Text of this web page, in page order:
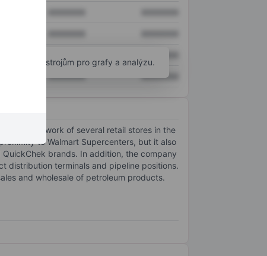
XXXXXXX XXXXXXX
nástrojům pro grafy a analýzu.
a network of several retail stores in the
to Walmart Supercenters, but it also
brands. In addition, the company
distribution terminals and pipeline positions.
and wholesale of petroleum products.